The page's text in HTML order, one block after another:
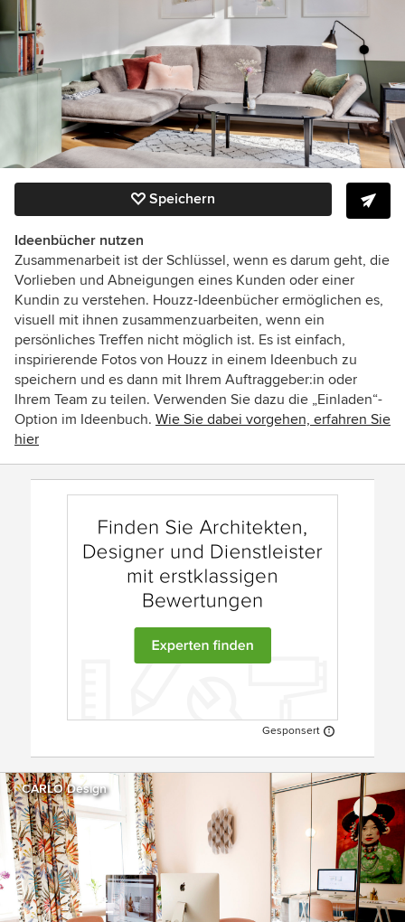
Speichern
Ideenbücher nutzen
Zusammenarbeit ist der Schlüssel, wenn es darum geht, die
Vorlieben und Abneigungen eines Kunden oder einer
Kundin zu verstehen. Houzz-Ideenbücher ermöglichen es,
visuell mit ihnen zusammenzuarbeiten, wenn ein
persönliches Treffen nicht möglich ist. Es ist einfach,
inspirierende Fotos von Houzz in einem Ideenbuch zu
speichern und es dann mit Ihrem Auftraggeber:in oder
Ihrem Team zu teilen. Verwenden Sie dazu die „Einladen“-
Option im Ideenbuch. Wie Sie dabei vorgehen, erfahren Sie
hier
Gesponsert
CARLO Design